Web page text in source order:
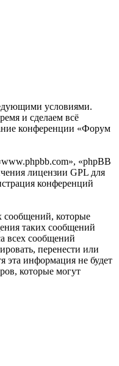
условиями.
и сделаем всё
конференции «Форум
«phpBB
лицензии GPL для
конференций
сообщений, которые
таких сообщений
всех сообщений
перенести или
эта информация не будет
которые могут